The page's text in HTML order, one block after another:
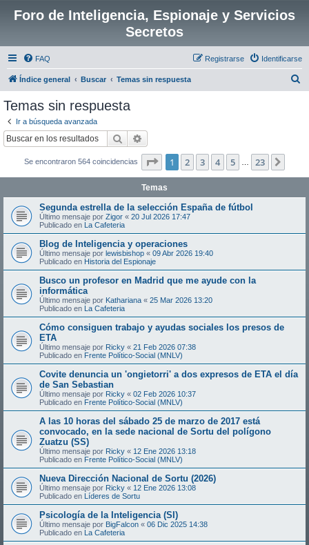
Foro de Inteligencia, Espionaje y Servicios
Secretos
FAQ Identificarse
Registrarse
Índice general Buscar Temas sin respuesta
Temas sin respuesta
Ir a búsqueda avanzada
Buscar
Se encontraron 564 coincidencias Página de 23
1 2 3 4 5 23
Temas
Segunda estrella de la selección España de fútbol
Último mensaje por Zigor « 20 Jul 2026 17:47
Publicado en La Cafeteria
Blog de Inteligencia y operaciones
Último mensaje por lewisbishop « 09 Abr 2026 19:40
Publicado en Historia del Espionaje
Busco un profesor en Madrid que me ayude con la
informática
Último mensaje por Kathariana « 25 Mar 2026 13:20
Publicado en La Cafeteria
Cómo consiguen trabajo y ayudas sociales los presos de
ETA
Último mensaje por Ricky « 21 Feb 2026 07:38
Publicado en Frente Político-Social (MNLV)
Covite denuncia un 'ongietorri' a dos expresos de ETA el día
de San Sebastian
Último mensaje por Ricky « 02 Feb 2026 10:37
Publicado en Frente Político-Social (MNLV)
A las 10 horas del sábado 25 de marzo de 2017 está
convocado, en la sede nacional de Sortu del polígono
Zuatzu (SS)
Último mensaje por Ricky « 12 Ene 2026 13:18
Publicado en Frente Político-Social (MNLV)
Nueva Dirección Nacional de Sortu (2026)
Último mensaje por Ricky « 12 Ene 2026 13:08
Publicado en Líderes de Sortu
Psicología de la Inteligencia (SI)
Último mensaje por BigFalcon « 06 Dic 2025 14:38
Publicado en La Cafeteria